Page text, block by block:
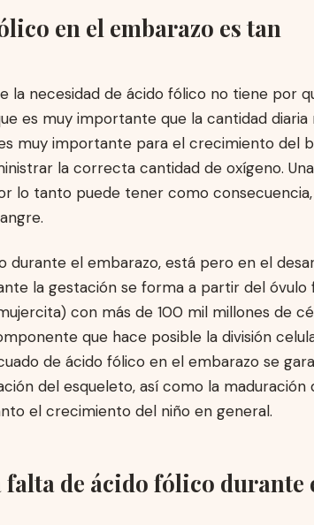
en el embarazo es tan
la necesidad de ácido fólico no tiene por
es muy importante que la cantidad diaria
muy importante para el crecimiento del
la correcta cantidad de oxígeno. Una
lo tanto puede tener como
durante el embarazo, está pero en el
la gestación se forma a partir del óvulo
con más de 100 mil millones de
que hace posible la división
de ácido fólico en el embarazo se
del esqueleto, así como la maduración
el crecimiento del niño en general.
falta de ácido fólico durante